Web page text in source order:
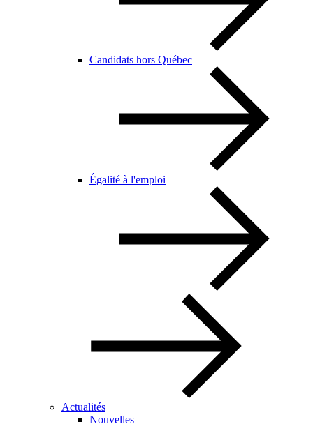
Candidats hors Québec
Égalité à l'emploi
Actualités
Nouvelles